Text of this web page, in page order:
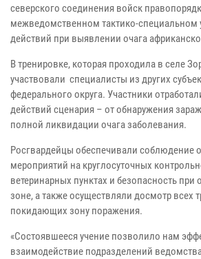
северского соединения войск
межведомственном тактико-специальном
действий при выявлении очага
В тренировке, которая проходила в селе
участвовали специалисты из других
федерального округа. Участники
действий сценария – от обнаружения
полной ликвидации очага заболевания.
Росгвардейцы обеспечивали соблюдение
мероприятий на круглосуточных
ветеринарных пунктах и безопасность при
зоне, а также осуществляли досмотр всех
покидающих зону поражения.
«Состоявшееся учение позволило нам
взаимодействие подразделений